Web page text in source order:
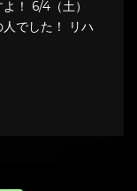
！ 6/4（土）
でした！ リハ